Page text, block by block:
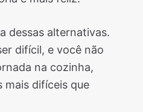
dessas alternativas.
difícil, e você não
na cozinha,
mais difíceis que